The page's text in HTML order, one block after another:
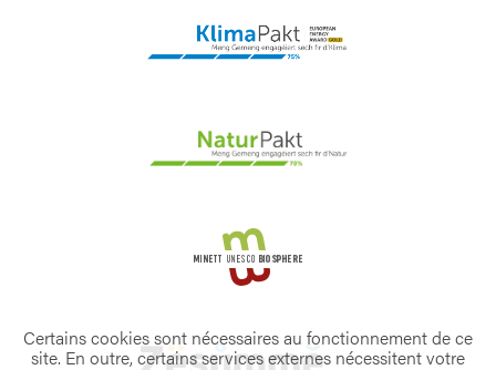
Certains cookies sont nécessaires au fonctionnement de ce
site. En outre, certains services externes nécessitent votre